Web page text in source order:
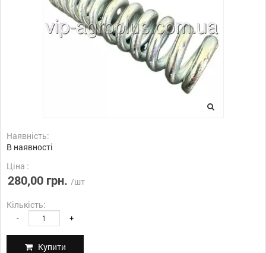
Наявність:
В наявності
Ціна :
280,00 грн. /шт
Кількість:
- +
Купити